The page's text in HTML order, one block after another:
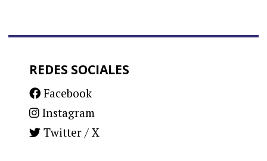
REDES SOCIALES
Facebook
Instagram
Twitter / X